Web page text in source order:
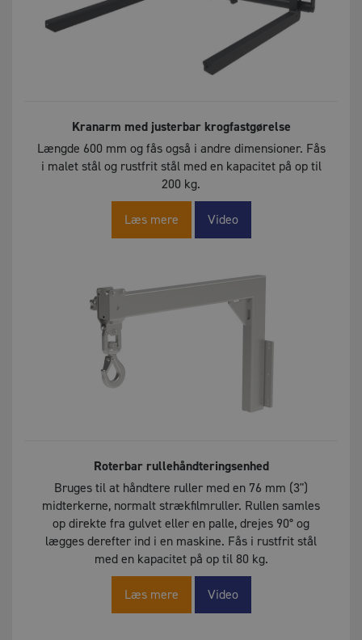
Kranarm med justerbar krogfastgørelse
Længde 600 mm og fås også i andre dimensioner. Fås
i malet stål og rustfrit stål med en kapacitet på op til
200 kg.
Læs mere Video
Roterbar rullehåndteringsenhed
Bruges til at håndtere ruller med en 76 mm (3")
midterkerne, normalt strækfilmruller. Rullen samles
op direkte fra gulvet eller en palle, drejes 90° og
lægges derefter ind i en maskine. Fås i rustfrit stål
med en kapacitet på op til 80 kg.
Læs mere Video